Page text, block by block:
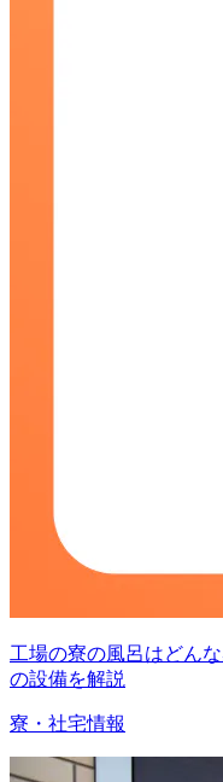
工場の寮の風呂はどん
の設備を解説
寮・社宅情報